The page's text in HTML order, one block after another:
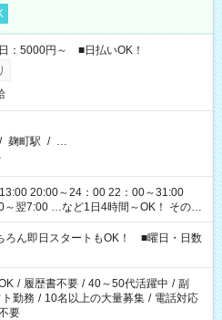
：5000円～ ■日払いOK！
/ 麹町駅 / …
20:00～24：00 22：00～31:00
7:00 …など1日4時間～OK！ その他
気軽にご相談ください！
ん即日スタートもOK！ ■曜日・日数
/ 履歴書不要 / 40～50代活躍中 / 副
勤務 / 10名以上の大量募集 / 電話対応
要